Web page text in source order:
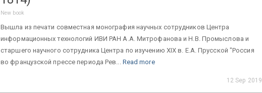
New book
Вышла из печати совместная монография научных сотрудников Центра
информационных технологий ИВИ РАН А.А. Митрофанова и Н.В. Промыслова и
старшего научного сотрудника Центра по изучению XIX в. Е.А. Прусской "Россия
во французской прессе периода Рев... Read more
12 Sep 2019